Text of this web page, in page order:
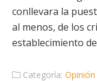
conllevara la
al menos, de los
establecimiento
Categoría: Opinión